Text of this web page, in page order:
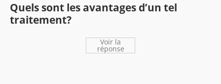
Quels sont les avantages d’un tel
traitement?
Voir la
réponse